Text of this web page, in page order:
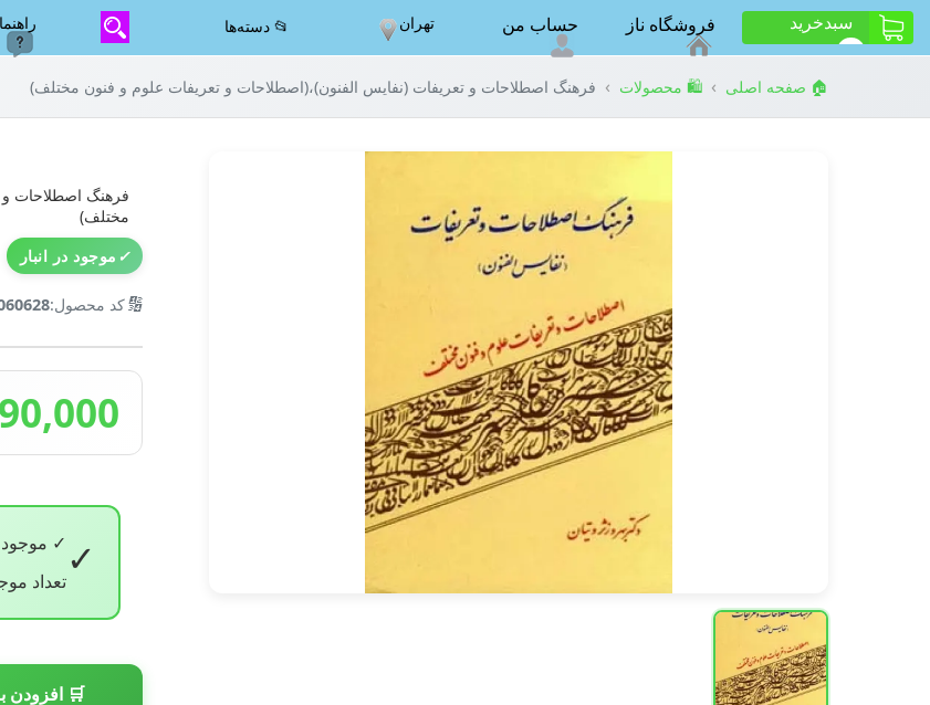
سبد‌خرید فروشگاه ناز حساب من تهران 📂 دسته‌ها
🏠 صفحه اصلی › 🛍️ محصولات › فرهنگ اصطلاحات و تعریفات (نفایس الفنون)،(اصطلاحات و تعریفات علوم و فنون مختلف)
فرهنگ اصطلاحات و
مختلف)
✓ موجود در انبار
🔢کد محصول:
190,000
✓ ✓ موجود
تعداد
🛒 افزودن